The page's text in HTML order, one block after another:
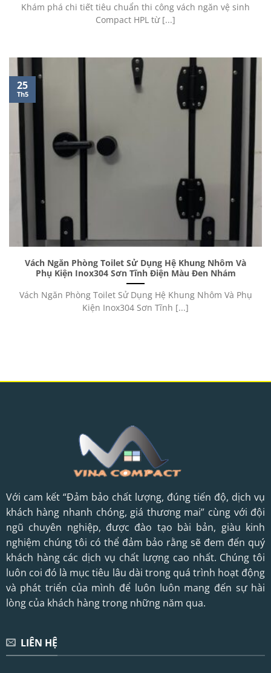
Khám phá chi tiết tiêu chuẩn thi công vách ngăn vệ sinh
Compact HPL từ [...]
Vách Ngăn Phòng Toilet Sử Dụng Hệ Khung Nhôm Và
Phụ Kiện Inox304 Sơn Tĩnh Điện Màu Đen Nhám
Vách Ngăn Phòng Toilet Sử Dụng Hệ Khung Nhôm Và Phụ
Kiện Inox304 Sơn Tĩnh [...]
25
Th5
Với cam kết “Đảm bảo chất lượng, đúng tiến độ, dịch vụ
khách hàng nhanh chóng, giá thương mai” cùng với đội
ngũ chuyên nghiệp, được đào tạo bài bản, giàu kinh
nghiệm chúng tôi có thể đảm bảo rằng sẽ đem đến quý
khách hàng các dịch vụ chất lượng cao nhất. Chúng tôi
luôn coi đó là mục tiêu lâu dài trong quá trình hoạt động
và phát triển của mình để luôn luôn mang đến sự hài
lòng của khách hàng trong những năm qua.
LIÊN HỆ